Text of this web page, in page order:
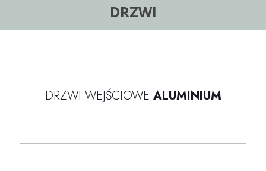
DRZWI
DRZWI WEJŚCIOWE ALUMINIUM